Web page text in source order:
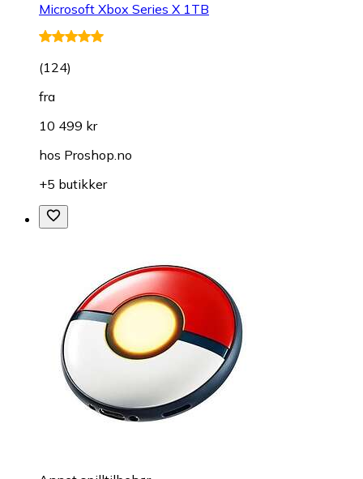
Microsoft Xbox Series X 1TB
(124)
fra
10 499 kr
hos Proshop.no
+5 butikker